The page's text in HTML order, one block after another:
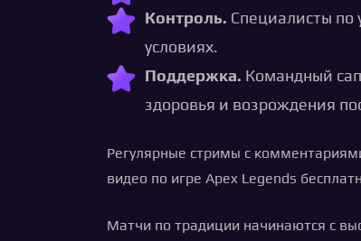
Контроль. Специалисты по
условиях.
Поддержка. Командный
здоровья и возрождения
Регулярные стримы с
видео по игре Apex Legends
Матчи по традиции начинаются с